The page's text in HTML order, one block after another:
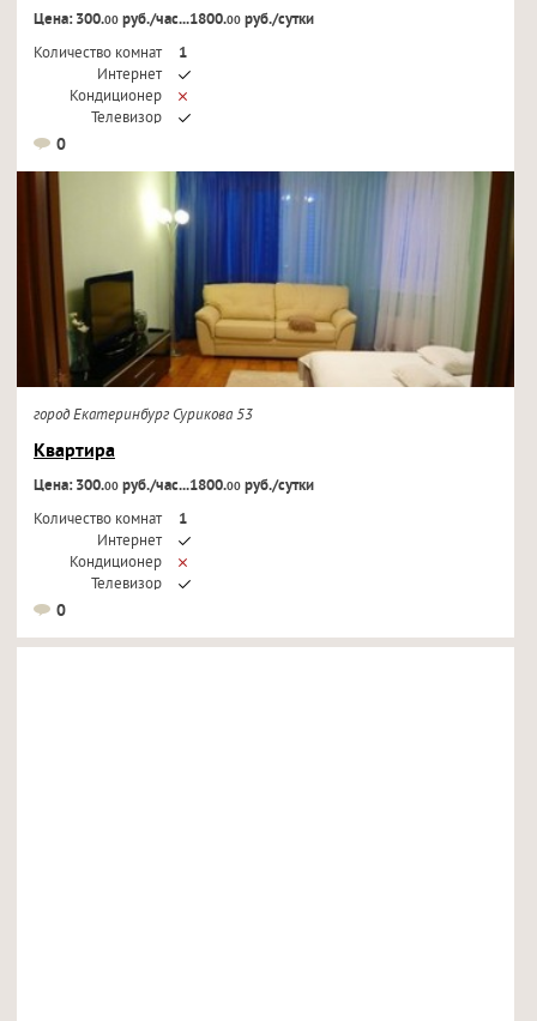
Цена: 300.00руб./час...1800.00руб./сутки
Количество комнат
1
Интернет
Кондиционер
Телевизор
0
город Екатеринбург Сурикова 53
Квартира
Цена: 300.00руб./час...1800.00руб./сутки
Количество комнат
1
Интернет
Кондиционер
Телевизор
0